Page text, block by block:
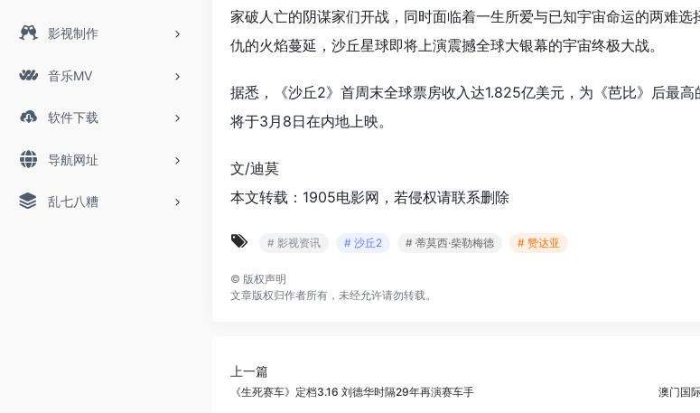
影视制作
音乐MV
软件下载
导航网址
乱七八糟
家破人亡的阴谋家们开战，同时面临着一生所爱与已知宇宙命运的两难选
仇的火焰蔓延，沙丘星球即将上演震撼全球大银幕的宇宙终极大战。
据悉，《沙丘2》首周末全球票房收入达1.825亿美元，为《芭比》后最
将于3月8日在内地上映。
文/迪莫
本文转载：1905电影网，若侵权请联系删除
# 影视资讯 # 沙丘2 # 蒂莫西·柴勒梅德 # 赞达亚
© 版权声明
文章版权归作者所有，未经允许请勿转载。
上一篇
《生死赛车》定档3.16 刘德华时隔29年再演赛车手 澳门国